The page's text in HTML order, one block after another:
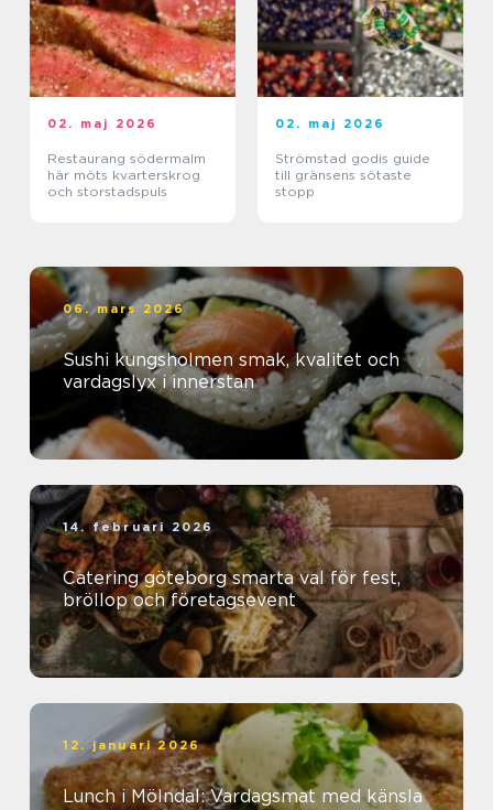
02. maj 2026
Restaurang södermalm
här möts kvarterskrog
och storstadspuls
02. maj 2026
Strömstad godis guide
till gränsens sötaste
stopp
06. mars 2026
Sushi kungsholmen smak, kvalitet och
vardagslyx i innerstan
14. februari 2026
Catering göteborg smarta val för fest,
bröllop och företagsevent
12. januari 2026
Lunch i Mölndal: Vardagsmat med känsla